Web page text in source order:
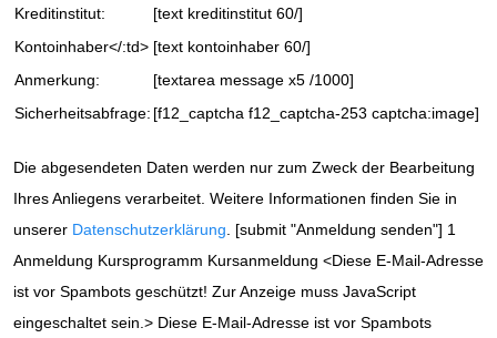
Kreditinstitut:
[text kreditinstitut 60/]
Kontoinhaber</:td> [text kontoinhaber 60/]
Anmerkung:
[textarea message x5 /1000]
Sicherheitsabfrage: [f12_captcha f12_captcha-253 captcha:image]
Die abgesendeten Daten werden nur zum Zweck der Bearbeitung
Ihres Anliegens verarbeitet. Weitere Informationen finden Sie in
unserer Datenschutzerklärung . [submit "Anmeldung senden"] 1
Anmeldung Kursprogramm Kursanmeldung <Diese E-Mail-Adresse
ist vor Spambots geschützt! Zur Anzeige muss JavaScript
eingeschaltet sein. > Diese E-Mail-Adresse ist vor Spambots